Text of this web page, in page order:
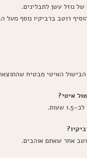
נוזל עשן לתבלינים.
רוטב ברביקיו נוסף מעל
האיטי מבטיח
איטי?
אחר שאתם אוהבים.